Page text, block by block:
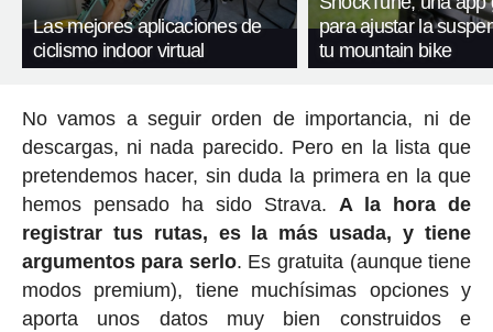
Las mejores aplicaciones de
ciclismo indoor virtual
para ajustar la
tu mountain bike
No vamos a seguir orden de importancia, ni de
descargas, ni nada parecido. Pero en la lista que
pretendemos hacer, sin duda la primera en la que
hemos pensado ha sido Strava.A la hora de
registrar tus rutas, es la más usada, y tiene
argumentos para serlo. Es gratuita (aunque tiene
modos premium), tiene muchísimas opciones y
aporta unos datos muy bien construidos e